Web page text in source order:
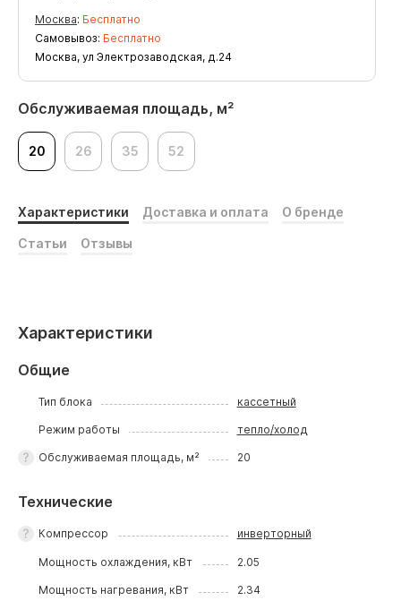
Обслуживаемая площадь, м²
20 26 35 52
Москва: Бесплатно
Самовывоз: Бесплатно
Москва, ул Электрозаводская, д.24
Характеристики Доставка и оплата О бренде
Статьи Отзывы
Характеристики
Общие
Тип блока кассетный
Режим работы тепло/холод
Обслуживаемая площадь, м² 20
Технические
Компрессор инверторный
Мощность охлаждения, кВт 2.05
Мощность нагревания, кВт 2.34